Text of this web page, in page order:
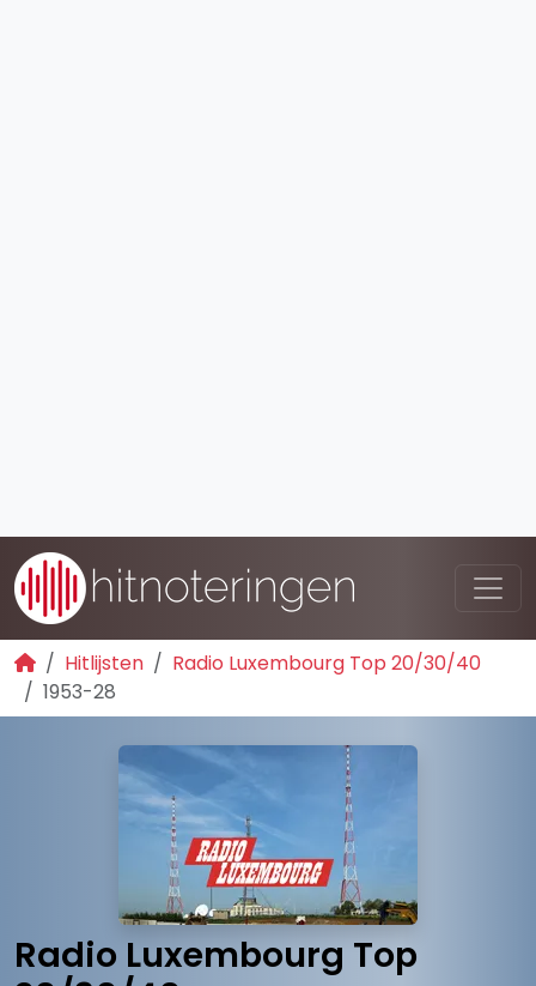
Hitlijsten
Radio Luxembourg Top 20/30/40
1953-28
Radio Luxembourg Top